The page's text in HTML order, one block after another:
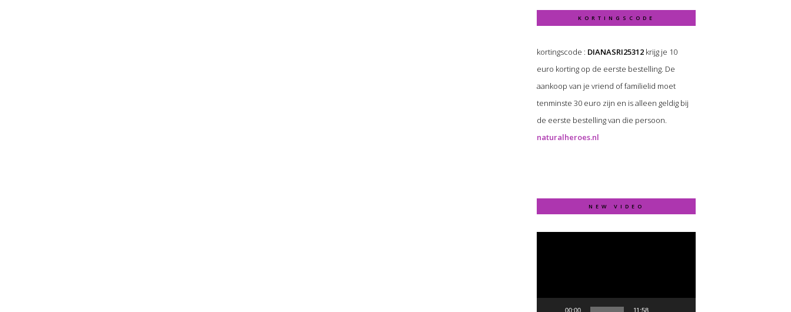
KORTINGSCODE
kortingscode : DIANASRI25312 krijg je 10
euro korting op de eerste bestelling. De
aankoop van je vriend of familielid moet
tenminste 30 euro zijn en is alleen geldig bij
de eerste bestelling van die persoon.
naturalheroes.nl
NEW VIDEO
Video
00:00 11:58